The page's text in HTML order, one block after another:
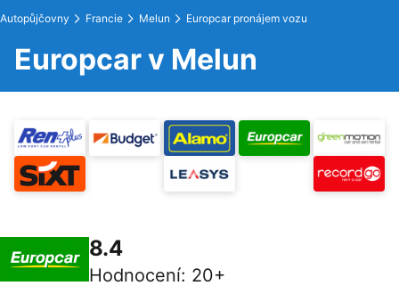
Autopůjčovny Francie Melun Europcar pronájem vozu
Europcar v Melun
8.4
Hodnocení: 20+